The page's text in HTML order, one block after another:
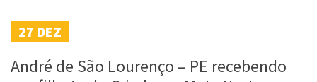
27 DEZ
André de São Lourenço – PE recebendo